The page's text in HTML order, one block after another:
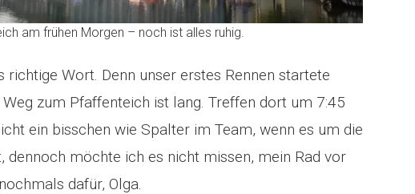
am frühen Morgen – noch ist alles ruhig.
richtige Wort. Denn unser erstes Rennen startete
zum Pfaffenteich ist lang. Treffen dort um 7:45
ein bisschen wie Spalter im Team, wenn es um die
dennoch möchte ich es nicht missen, mein Rad vor
dafür, Olga.